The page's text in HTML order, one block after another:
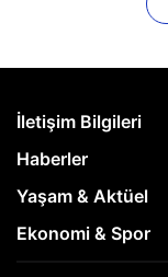
İletişim Bilgileri
Haberler
Yaşam & Aktüel
Ekonomi & Spor